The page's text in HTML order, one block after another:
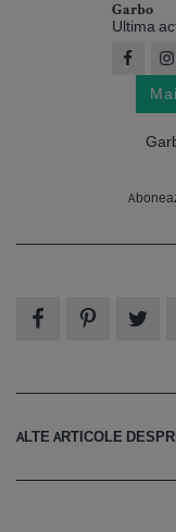
Garbo
Ultima
ALTE ARTICOLE